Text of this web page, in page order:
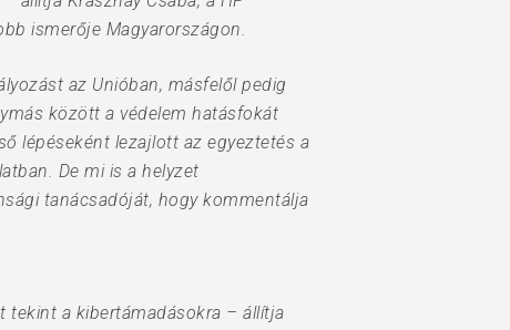
ismerője Magyarországon.
az Unióban, másfelől pedig
között a védelem hatásfokát
lépéseként lezajlott az egyeztetés a
De mi is a helyzet
tanácsadóját, hogy kommentálja
tekint a kibertámadásokra – állítja